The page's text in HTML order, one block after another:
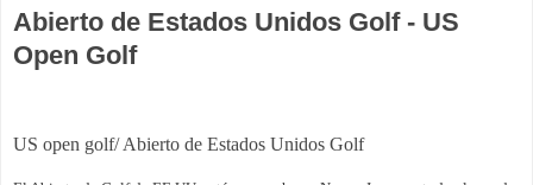
Abierto de Estados Unidos Golf - US
Open Golf
US open golf/ Abierto de Estados Unidos Golf